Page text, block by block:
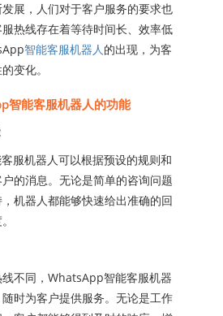
，人们对于客户服务的要求也
热线存在着等待时间长、效率低
智能客服机器人的出现，为客
变化。
能客服机器人的功能
机器人可以根据预设的规则和
的消息。无论是简单的咨询问题
机器人都能够快速给出准确的回
不同，WhatsApp智能客服机器
时为客户提供服务。无论是工作